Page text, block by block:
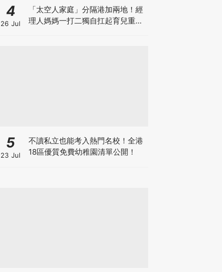
4
26 Jul
「太空人家庭」分隔港加兩地！經
理人媽媽一打二獨自扛起育兒重
5
23 Jul
不讀私立也能考入熱門名校！全港
18區優質免費幼稚園清單公開！